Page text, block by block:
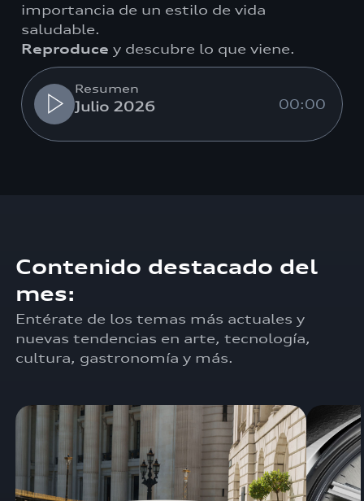
importancia de un estilo de vida
saludable.
Reproduce y descubre lo que viene.
Resumen
Julio 2026 00:00
Contenido destacado del
mes:
Entérate de los temas más actuales y
nuevas tendencias en arte, tecnología,
cultura, gastronomía y más.